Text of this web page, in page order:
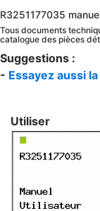
R3251177035
Tous documents
catalogue des pièces
Suggestions :
- Essayez aussi
Utiliser